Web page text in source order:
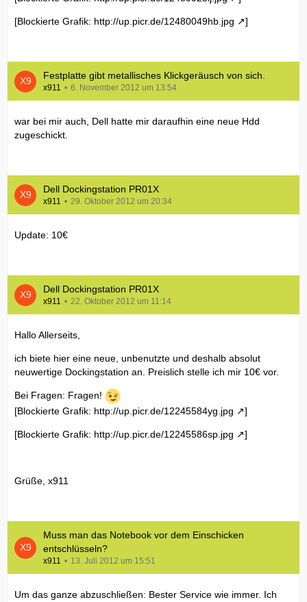
[Blockierte Grafik: http://up.picr.de/12480049hb.jpg ]
Festplatte gibt metallisches Klickgeräusch von sich.
x911 6. November 2012 um 13:54
war bei mir auch, Dell hatte mir daraufhin eine neue Hdd
zugeschickt.
Dell Dockingstation PR01X
x911 29. Oktober 2012 um 20:34
Update: 10€
Dell Dockingstation PR01X
x911 22. Oktober 2012 um 11:14
Hallo Allerseits,
ich biete hier eine neue, unbenutzte und deshalb absolut
neuwertige Dockingstation an. Preislich stelle ich mir 10€ vor.
Bei Fragen: Fragen!
[Blockierte Grafik: http://up.picr.de/12245584yg.jpg ]
[Blockierte Grafik: http://up.picr.de/12245586sp.jpg ]
Grüße, x911
Muss man das Notebook vor dem Einschicken
entschlüsseln?
x911 13. Juli 2012 um 15:51
Um das ganze abzuschließen: Bester Service wie immer. Ich